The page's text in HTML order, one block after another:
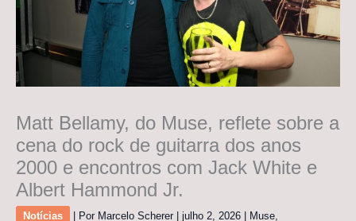
Matt Bellamy, do Muse, reflete sobre a
cena do rock de guitarra dos anos
2000 e encontros com Jack White e
Albert Hammond Jr.
Notícias | Por Marcelo Scherer julho 2, 2026 Muse,